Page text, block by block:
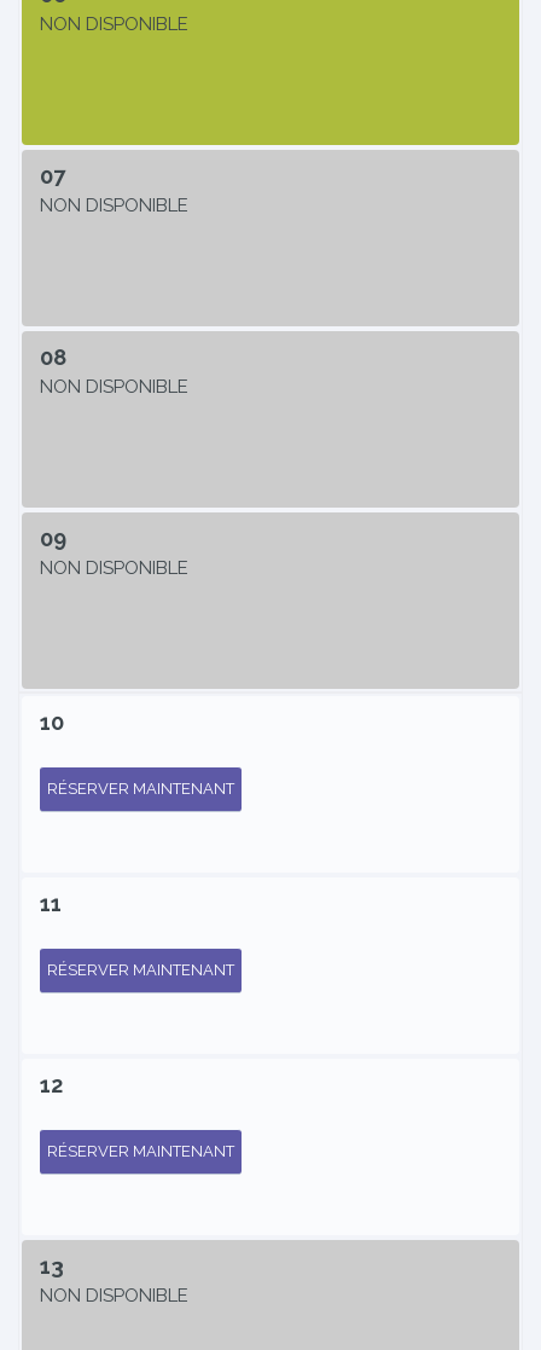
NON DISPONIBLE
07
NON DISPONIBLE
08
NON DISPONIBLE
09
NON DISPONIBLE
10
RÉSERVER MAINTENANT
11
RÉSERVER MAINTENANT
12
RÉSERVER MAINTENANT
13
NON DISPONIBLE